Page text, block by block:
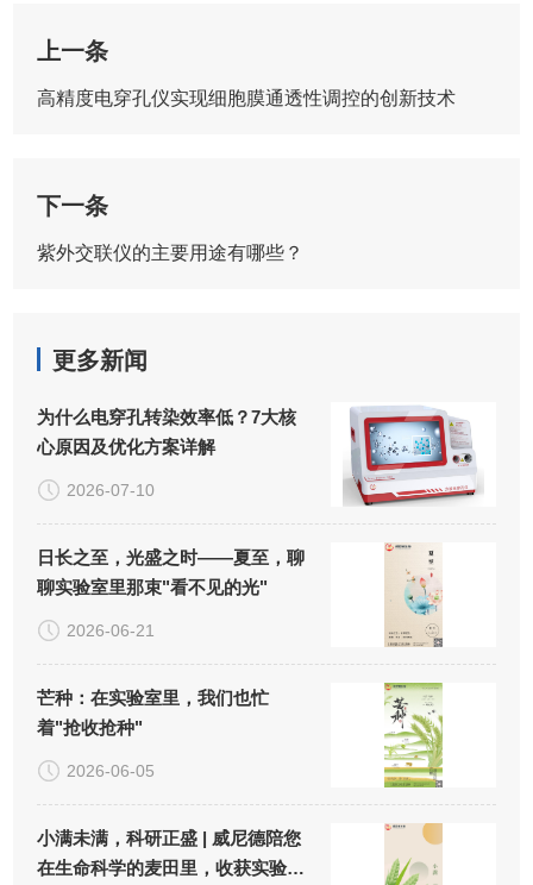
上一条
高精度电穿孔仪实现细胞膜通透性调控的创新技术
下一条
紫外交联仪的主要用途有哪些？
更多新闻
为什么电穿孔转染效率低？7大核
心原因及优化方案详解
2026-07-10
日长之至，光盛之时——夏至，聊
聊实验室里那束"看不见的光"
2026-06-21
芒种：在实验室里，我们也忙
着"抢收抢种"
2026-06-05
小满未满，科研正盛 | 威尼德陪您
在生命科学的麦田里，收获实验